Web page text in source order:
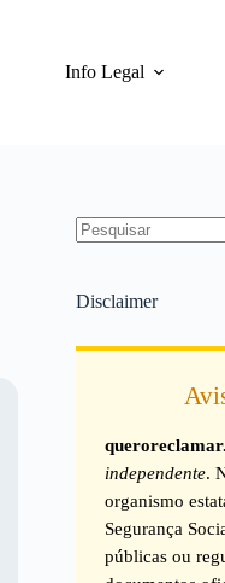
Info Legal
Disclaimer
independente.
organismo
Segurança
públicas ou